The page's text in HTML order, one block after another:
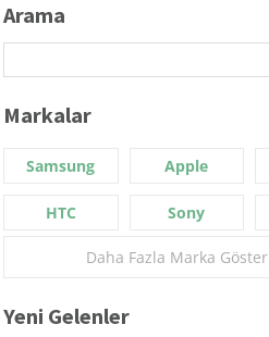
Arama
Markalar
Samsung Apple
HTC Sony
Daha Fazla Marka Göster
Yeni Gelenler